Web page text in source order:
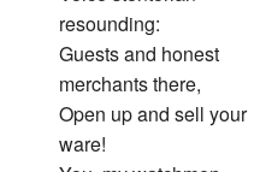
resounding:
Guests and honest
merchants there,
Open up and sell your
ware!